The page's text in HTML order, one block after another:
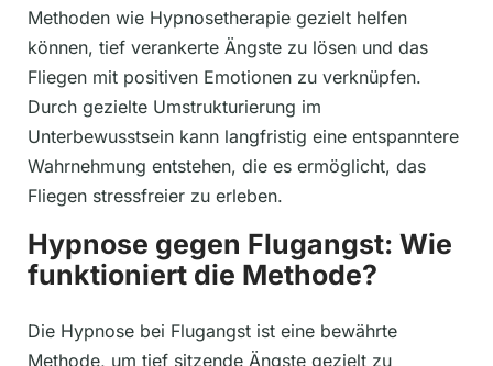
Methoden wie Hypnosetherapie gezielt helfen
können, tief verankerte Ängste zu lösen und das
Fliegen mit positiven Emotionen zu verknüpfen.
Durch gezielte Umstrukturierung im
Unterbewusstsein kann langfristig eine entspanntere
Wahrnehmung entstehen, die es ermöglicht, das
Fliegen stressfreier zu erleben.
Hypnose gegen Flugangst: Wie
funktioniert die Methode?
Die Hypnose bei Flugangst ist eine bewährte
Methode, um tief sitzende Ängste gezielt zu